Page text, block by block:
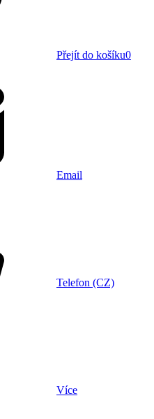
Přejít do košíku0
Email
Telefon (CZ)
Více